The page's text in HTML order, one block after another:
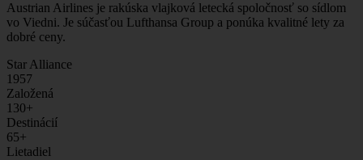
Austrian Airlines je rakúska vlajková letecká spoločnosť so sídlom
vo Viedni. Je súčasťou Lufthansa Group a ponúka kvalitné lety za
dobré ceny.
Star Alliance
1957
Založená
130+
Destinácií
65+
Lietadiel